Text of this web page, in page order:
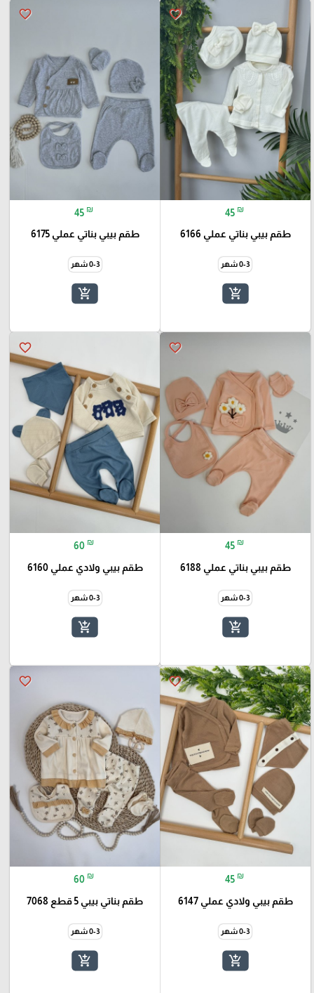
favorite_border
45 ₪
طقم بيبي بناتي عملي 6166
0-3 شهر
add_shopping_cart
favorite_border
45 ₪
طقم بيبي بناتي عملي 6175
0-3 شهر
add_shopping_cart
favorite_border
45 ₪
طقم بيبي بناتي عملي 6188
0-3 شهر
add_shopping_cart
favorite_border
60 ₪
طقم بيبي ولادي عملي 6160
0-3 شهر
add_shopping_cart
favorite_border
45 ₪
طقم بيبي ولادي عملي 6147
0-3 شهر
add_shopping_cart
favorite_border
60 ₪
طقم بناتي بيبي 5 قطع 7068
0-3 شهر
add_shopping_cart